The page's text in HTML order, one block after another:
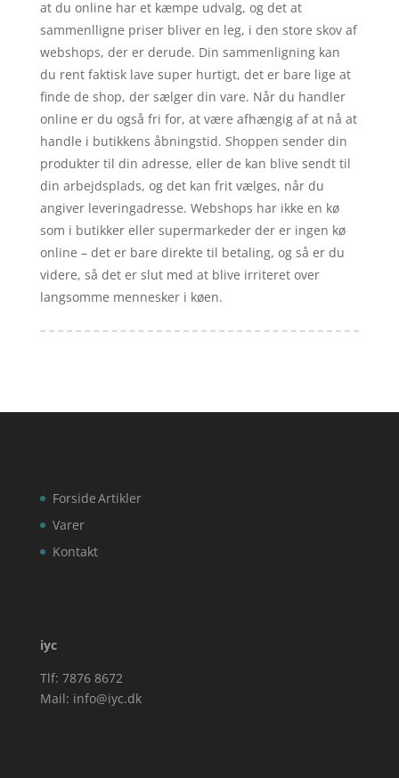
at du online har et kæmpe udvalg, og det at
sammenlligne priser bliver en leg, i den store skov af
webshops, der er derude. Din sammenligning kan
du rent faktisk lave super hurtigt, det er bare lige at
finde de shop, der sælger din vare. Når du handler
online er du også fri for, at være afhængig af at nå at
handle i butikkens åbningstid. Shoppen sender din
produkter til din adresse, eller de kan blive sendt til
din arbejdsplads, og det kan frit vælges, når du
angiver leveringadresse. Webshops har ikke en kø
som i butikker eller supermarkeder der er ingen kø
online – det er bare direkte til betaling, og så er du
videre, så det er slut med at blive irriteret over
langsomme mennesker i køen.
Forside
Varer
Kontakt
Artikler
iyc
Tlf: 7876 8672
Mail: info@iyc.dk